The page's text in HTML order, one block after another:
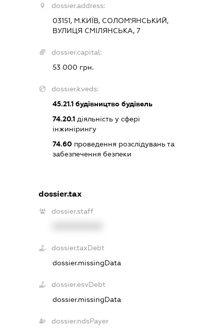
dossier.address:
03151, М.КИЇВ, СОЛОМ'ЯНСЬКИЙ,
ВУЛИЦЯ СМІЛЯНСЬКА, 7
dossier.capital:
53 000 грн.
dossier.kveds:
45.21.1 будівництво будівель
74.20.1 діяльність у сфері
інжинірингу
74.60 проведення розслідувань та
забезпечення безпеки
dossier.tax
dossier.staff
dossier.taxDebt
dossier.missingData
dossier.esvDebt
dossier.missingData
dossier.ndsPayer